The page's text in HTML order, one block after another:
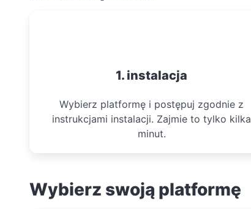
1. instalacja
Wybierz platformę i postępuj zgodnie z
instrukcjami instalacji. Zajmie to tylko kilka
minut.
Wybierz swoją platformę